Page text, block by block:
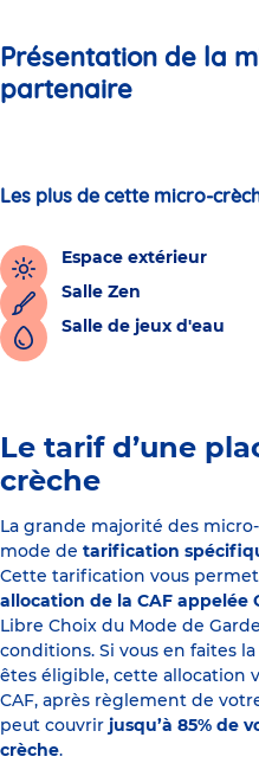
Présentation de la
partenaire
Les plus de cette micro-
Espace extérieur
Salle Zen
Salle de jeux d'eau
Le tarif d’une
crèche
La grande majorité des
mode de tarification
Cette tarification vous
allocation de la CAF appelée
Libre Choix du Mode de
conditions. Si vous en faites
êtes éligible, cette allocation
CAF, après règlement de
peut couvrir jusqu’à 85% de
crèche.